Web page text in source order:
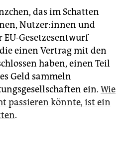
das im Schatten
Nutzer:innen und
EU-Gesetzesentwurf
einen Vertrag mit den
haben, einen Teil
Geld sammeln
ein. Wie
passieren könnte, ist ein
.